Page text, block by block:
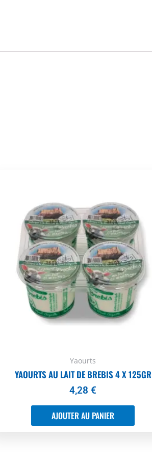
Yaourts
YAOURTS AU LAIT DE BREBIS 4 X 125GR
4,28€
AJOUTER AU PANIER